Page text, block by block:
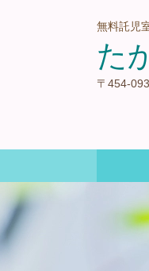
無料託児
た
〒454-